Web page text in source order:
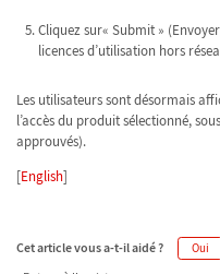
Cliquez sur« Submit »
licences d’utilisation hors
Les utilisateurs sont désormais
l’accès du produit sélectionné,
approuvés).
[English]
Cet article vous a-t-il aidé ? Oui